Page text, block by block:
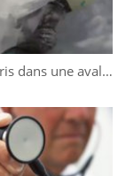
Tom Oye pris dans une avalanche au Canada